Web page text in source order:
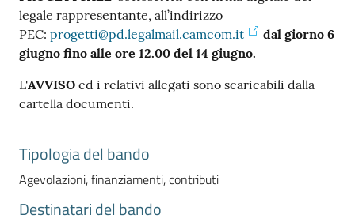
online
Newsle
tter
legale rappresentante, all’indirizzo
PEC: progetti@pd.legalmail.camcom.it
dal giorno 6
giugno fino alle ore 12.00 del 14 giugno.
L'AVVISO ed i relativi allegati sono scaricabili dalla
cartella documenti.
Tipologia del bando
Agevolazioni, finanziamenti, contributi
Destinatari del bando